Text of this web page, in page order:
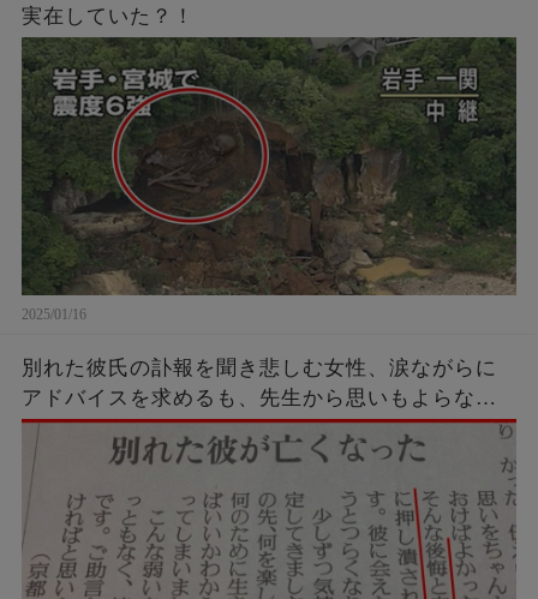
実在していた？！
2025/01/16
別れた彼氏の訃報を聞き悲しむ女性、涙ながらに
アドバイスを求めるも、先生から思いもよらない
強烈カウンターを受けてしまう…